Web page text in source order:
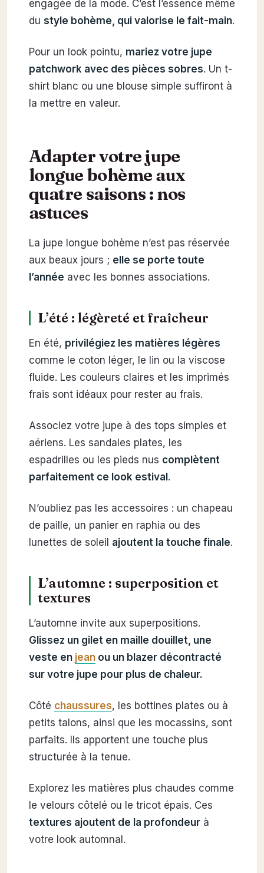
engagée de la mode. C’est l’essence même
du style bohème, qui valorise le fait-main.
Pour un look pointu, mariez votre jupe
patchwork avec des pièces sobres. Un t-
shirt blanc ou une blouse simple suffiront à
la mettre en valeur.
Adapter votre jupe
longue bohème aux
quatre saisons : nos
astuces
La jupe longue bohème n’est pas réservée
aux beaux jours ; elle se porte toute
l’année avec les bonnes associations.
L’été : légèreté et fraîcheur
En été, privilégiez les matières légères
comme le coton léger, le lin ou la viscose
fluide. Les couleurs claires et les imprimés
frais sont idéaux pour rester au frais.
Associez votre jupe à des tops simples et
aériens. Les sandales plates, les
espadrilles ou les pieds nus complètent
parfaitement ce look estival.
N’oubliez pas les accessoires : un chapeau
de paille, un panier en raphia ou des
lunettes de soleil ajoutent la touche finale.
L’automne : superposition et
textures
L’automne invite aux superpositions.
Glissez un gilet en maille douillet, une
veste en jeanou un blazer décontracté
sur votre jupe pour plus de chaleur.
Côté chaussures, les bottines plates ou à
petits talons, ainsi que les mocassins, sont
parfaits. Ils apportent une touche plus
structurée à la tenue.
Explorez les matières plus chaudes comme
le velours côtelé ou le tricot épais. Ces
textures ajoutent de la profondeurà
votre look automnal.